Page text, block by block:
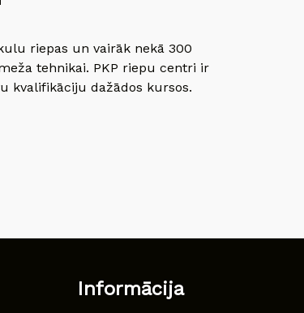
riepas un vairāk nekā 300
tehnikai. PKP riepu centri ir
kvalifikāciju dažādos kursos.
Informācija